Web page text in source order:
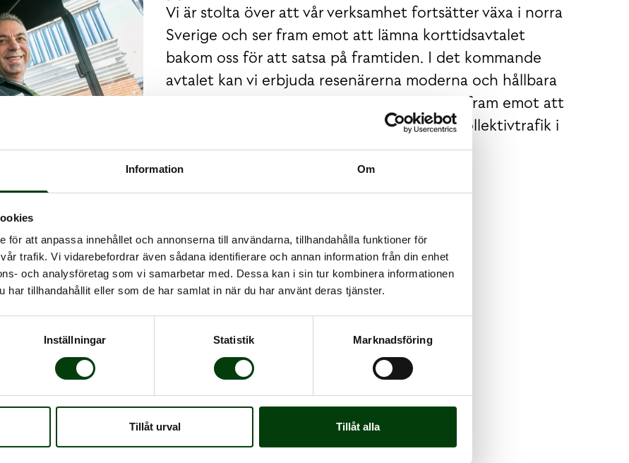
Information Om
för att anpassa innehållet och annonserna till användarna, tillhandahålla funktioner för
trafik. Vi vidarebefordrar även sådana identifierare och annan information från din enhet
och analysföretag som vi samarbetar med. Dessa kan i sin tur kombinera informationen
har tillhandahållit eller som de har samlat in när du har använt deras tjänster.
Inställningar Statistik Marknadsföring
Tillåt urval Tillåt alla
Vi är stolta över att vår verksamhet fortsätter växa i norra
Sverige och ser fram emot att lämna korttidsavtalet
bakom oss för att satsa på framtiden. I det kommande
avtalet kan vi erbjuda resenärerna moderna och hållbara
bussar. Tillsammans med Länstrafiken ser vi fram emot att
utveckla och skapa en ännu mer attraktiv kollektivtrafik i
området
Martin Pagrotsky, vd Nobina Sverige
Trafiken består av tre linjer: 28, 29 och 30 som
målpunkter är Sunderby sjukhus och Luleå
för resenärer och bland annat vara utrustade med
förnybart drivmedel.
Sverige och ser fram emot att lämna
det kommande avtalet kan vi erbjuda resenärerna
ser vi fram emot att utveckla och skapa en
Pagrotsky, vd på Nobina Sverige.